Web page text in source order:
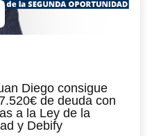
Diego consigue
de deuda con
a la Ley de la
y Debify